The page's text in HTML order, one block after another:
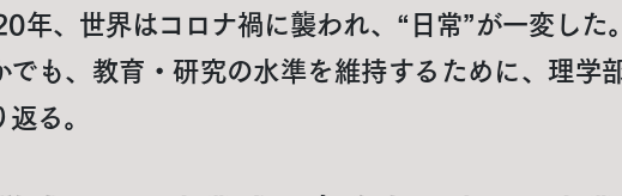
年、世界はコロナ禍に襲われ、“日常”が一変し
でも、教育・研究の水準を維持するために、理学
る。